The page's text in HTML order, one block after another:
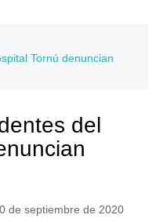
Tornú denuncian
del
de septiembre de 2020